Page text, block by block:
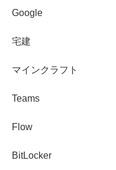
Google
宅建
マインクラフト
Teams
Flow
BitLocker